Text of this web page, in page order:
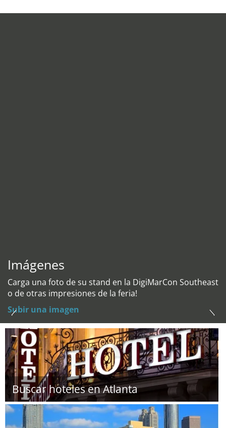
Imágenes
Carga una foto de su stand en la DigiMarCon Southeast
o de otras impresiones de la feria!
Subir una imagen
Buscar hoteles en Atlanta